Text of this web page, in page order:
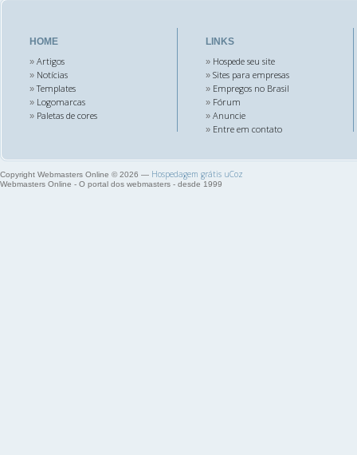
HOME
» Artigos
» Notícias
»Templates
» Logomarcas
» Paletas de cores
LINKS
» Hospede seu site
» Sites para empresas
» Empregos no Brasil
» Fórum
» Anuncie
» Entre em contato
Copyright Webmasters Online © 2026 — Hospedagem grátis uCoz
Webmasters Online - O portal dos webmasters - desde 1999